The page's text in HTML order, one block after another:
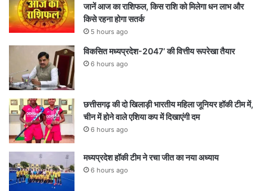
जानें आज का राशिफल, किस राशि को मिलेगा धन लाभ और
किसे रहना होगा सतर्क
5 hours ago
विकसित मध्यप्रदेश-2047’ की वित्तीय रूपरेखा तैयार
6 hours ago
छत्तीसगढ़ की दो खिलाड़ी भारतीय महिला जूनियर हॉकी टीम में,
चीन में होने वाले एशिया कप में दिखाएंगी दम
6 hours ago
मध्यप्रदेश हॉकी टीम ने रचा जीत का नया अध्याय
6 hours ago